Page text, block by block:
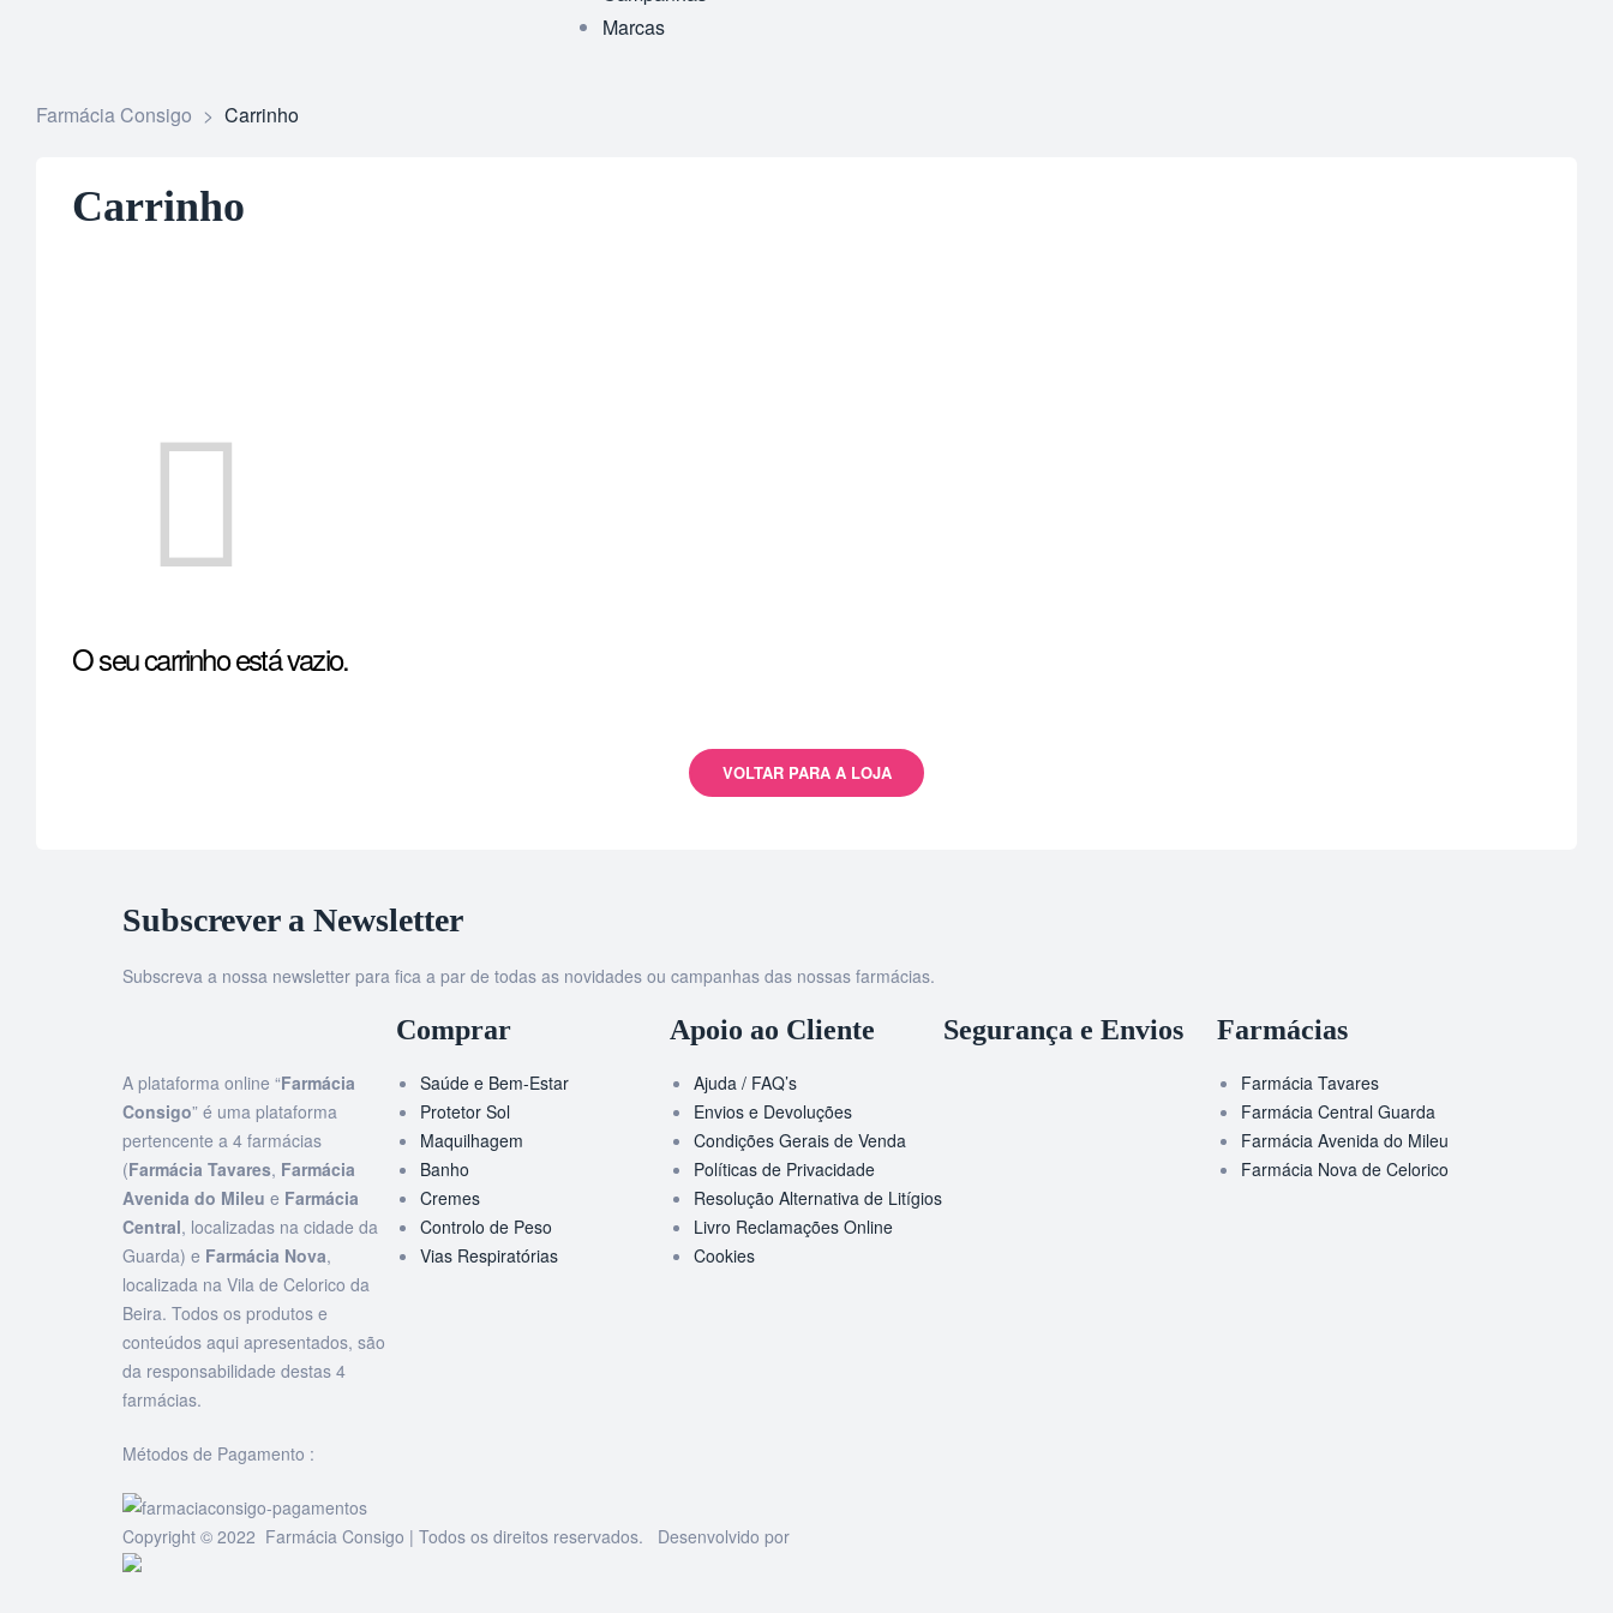
Marcas
Farmácia Consigo > Carrinho
Carrinho
O seu carrinho está vazio.
VOLTAR PARA A LOJA
Subscrever a Newsletter
Subscreva a nossa newsletter para fica a par de todas as novidades ou campanhas das nossas farmácias.
A plataforma online “Farmácia
Consigo” é uma plataforma
pertencente a 4 farmácias
(Farmácia Tavares, Farmácia
Avenida do Mileu e Farmácia
Central, localizadas na cidade da
Guarda) e Farmácia Nova,
localizada na Vila de Celorico da
Beira. Todos os produtos e
conteúdos aqui apresentados, são
da responsabilidade destas 4
farmácias.
Comprar
Saúde e Bem-Estar
Protetor Sol
Maquilhagem
Banho
Cremes
Controlo de Peso
Vias Respiratórias
Apoio ao Cliente
Ajuda / FAQ’s
Envios e Devoluções
Condições Gerais de Venda
Políticas de Privacidade
Resolução Alternativa de Litígios
Livro Reclamações Online
Cookies
Segurança e Envios Farmácias
Farmácia Tavares
Farmácia Central Guarda
Farmácia Avenida do Mileu
Farmácia Nova de Celorico
Métodos de Pagamento :
Copyright © 2022 Farmácia Consigo | Todos os direitos reservados. Desenvolvido por